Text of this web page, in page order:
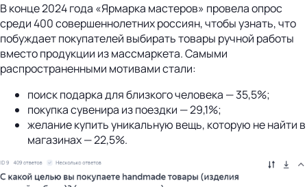
В конце 2024 года «Ярмарка мастеров» провела опрос
среди 400 совершеннолетних россиян, чтобы узнать, что
побуждает покупателей выбирать товары ручной работы
вместо продукции из массмаркета. Самыми
распространенными мотивами стали:
поиск подарка для близкого человека — 35,5%;
покупка сувенира из поездки — 29,1%;
желание купить уникальную вещь, которую не найти в
магазинах — 22,5%.